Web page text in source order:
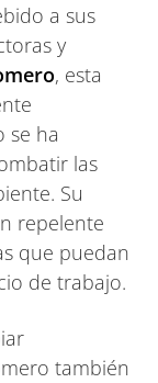
a sus
y
, esta
se ha
las
Su
repelente
que puedan
de trabajo.
también